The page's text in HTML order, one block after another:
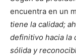
encuentra en un
tiene la calidad;
definitivo hacia la
sólida y